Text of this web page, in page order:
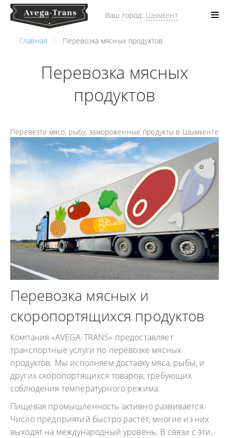
Ваш город: Шымкент
Главная Перевозка мясных продуктов
Перевозка мясных
продуктов
Перевезти мясо, рыбу, замороженные продукты в Шымкенте
Перевозка мясных и
скоропортящихся продуктов
Компания «AVEGA-TRANS» предоставляет
транспортные услуги по перевозке мясных
продуктов. Мы исполняем доставку мяса, рыбы, и
других скоропортящихся товаров, требующих
соблюдения температурного режима.
Пищевая промышленность активно развивается.
Число предприятий быстро растёт, многие из них
выходят на международный уровень. В связи с эти,